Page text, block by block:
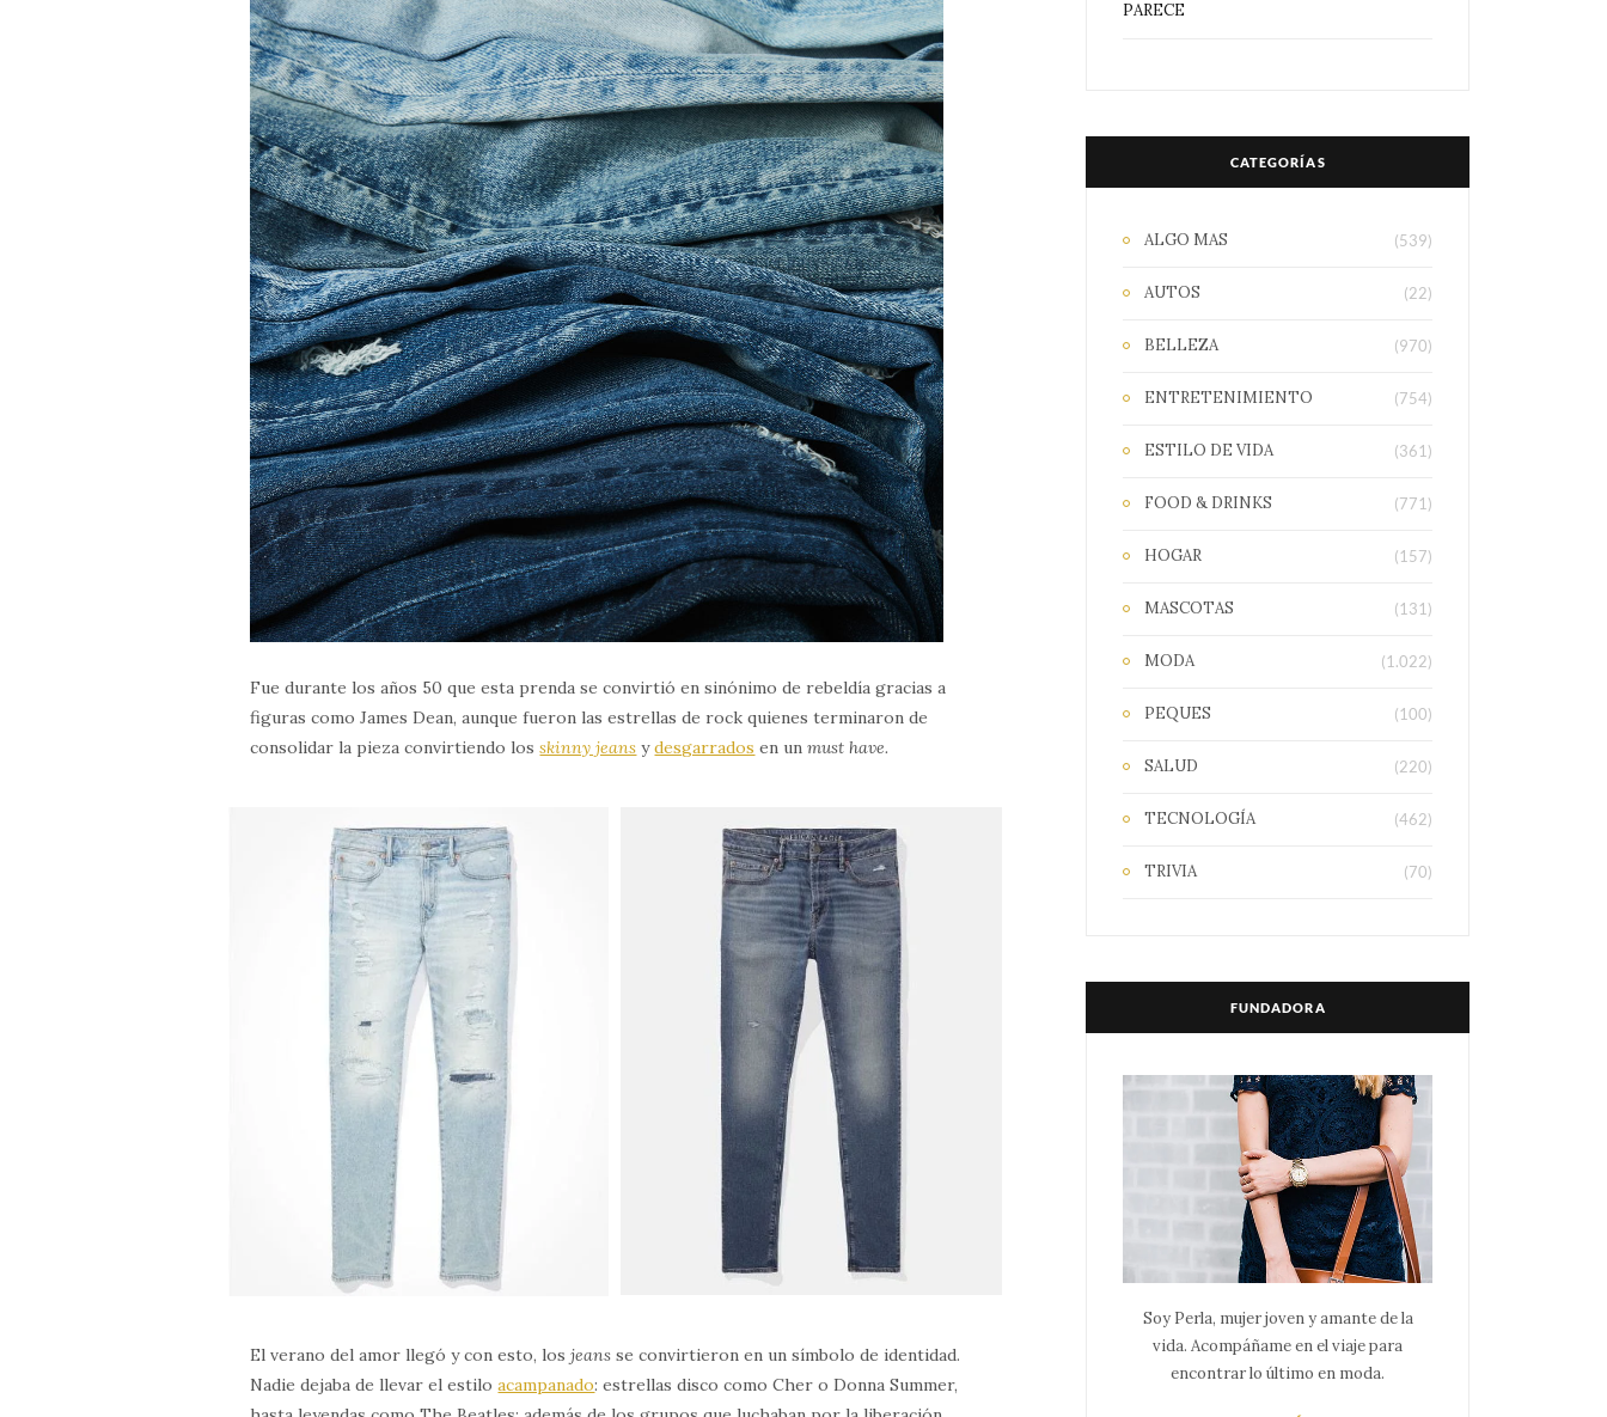
Fue durante los años 50 que esta prenda se convirtió en sinónimo de rebeldía gracias a
figuras como James Dean, aunque fueron las estrellas de rock quienes terminaron de
consolidar la pieza convirtiendo losskinny jeans ydesgarrados en unmust have.
El verano del amor llegó y con esto, los jeans se convirtieron en un símbolo de identidad.
Nadie dejaba de llevar el estiloacampanado: estrellas disco como Cher o Donna Summer,
PARECE
CATEGORÍAS
ALGO MAS (539)
AUTOS (22)
BELLEZA (970)
ENTRETENIMIENTO (754)
ESTILO DE VIDA (361)
FOOD & DRINKS (771)
HOGAR (157)
MASCOTAS (131)
MODA (1.022)
PEQUES (100)
SALUD (220)
TECNOLOGÍA (462)
TRIVIA (70)
FUNDADORA
Soy Perla, mujer joven y amante de la
vida. Acompáñame en el viaje para
encontrar lo último en moda.